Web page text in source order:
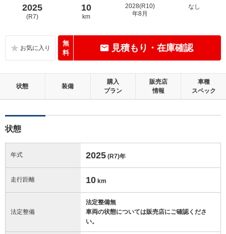
2025
(R7)
10
km
2028(R10)
年8月
なし
無
料
見積もり・在庫確認
状態 装備
購入
プラン
販売店
情報
車種
スペック
状態
年式 2025 (R7)年
走行距離 10 km
法定整備
法定整備無
車両の状態については販売店にご確認くださ
い。